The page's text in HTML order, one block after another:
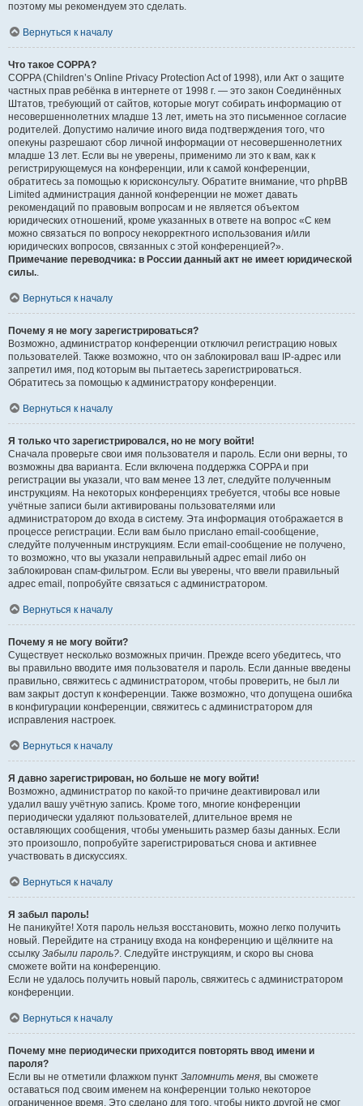
поэтому мы рекомендуем это сделать.
Вернуться к началу
Что такое COPPA?
COPPA (Children’s Online Privacy Protection Act of 1998), или Акт о защите
частных прав ребёнка в интернете от 1998 г. — это закон Соединённых
Штатов, требующий от сайтов, которые могут собирать информацию от
несовершеннолетних младше 13 лет, иметь на это письменное согласие
родителей. Допустимо наличие иного вида подтверждения того, что
опекуны разрешают сбор личной информации от несовершеннолетних
младше 13 лет. Если вы не уверены, применимо ли это к вам, как к
регистрирующемуся на конференции, или к самой конференции,
обратитесь за помощью к юрисконсульту. Обратите внимание, что phpBB
Limited администрация данной конференции не может давать
рекомендаций по правовым вопросам и не является объектом
юридических отношений, кроме указанных в ответе на вопрос «С кем
можно связаться по вопросу некорректного использования и/или
юридических вопросов, связанных с этой конференцией?».
Примечание переводчика: в России данный акт не имеет юридической
силы..
Вернуться к началу
Почему я не могу зарегистрироваться?
Возможно, администратор конференции отключил регистрацию новых
пользователей. Также возможно, что он заблокировал ваш IP-адрес или
запретил имя, под которым вы пытаетесь зарегистрироваться.
Обратитесь за помощью к администратору конференции.
Вернуться к началу
Я только что зарегистрировался, но не могу войти!
Сначала проверьте свои имя пользователя и пароль. Если они верны, то
возможны два варианта. Если включена поддержка COPPA и при
регистрации вы указали, что вам менее 13 лет, следуйте полученным
инструкциям. На некоторых конференциях требуется, чтобы все новые
учётные записи были активированы пользователями или
администратором до входа в систему. Эта информация отображается в
процессе регистрации. Если вам было прислано email-сообщение,
следуйте полученным инструкциям. Если email-сообщение не получено,
то возможно, что вы указали неправильный адрес email либо он
заблокирован спам-фильтром. Если вы уверены, что ввели правильный
адрес email, попробуйте связаться с администратором.
Вернуться к началу
Почему я не могу войти?
Существует несколько возможных причин. Прежде всего убедитесь, что
вы правильно вводите имя пользователя и пароль. Если данные введены
правильно, свяжитесь с администратором, чтобы проверить, не был ли
вам закрыт доступ к конференции. Также возможно, что допущена ошибка
в конфигурации конференции, свяжитесь с администратором для
исправления настроек.
Вернуться к началу
Я давно зарегистрирован, но больше не могу войти!
Возможно, администратор по какой-то причине деактивировал или
удалил вашу учётную запись. Кроме того, многие конференции
периодически удаляют пользователей, длительное время не
оставляющих сообщения, чтобы уменьшить размер базы данных. Если
это произошло, попробуйте зарегистрироваться снова и активнее
участвовать в дискуссиях.
Вернуться к началу
Я забыл пароль!
Не паникуйте! Хотя пароль нельзя восстановить, можно легко получить
новый. Перейдите на страницу входа на конференцию и щёлкните на
ссылку Забыли пароль?. Следуйте инструкциям, и скоро вы снова
сможете войти на конференцию.
Если не удалось получить новый пароль, свяжитесь с администратором
конференции.
Вернуться к началу
Почему мне периодически приходится повторять ввод имени и
пароля?
Если вы не отметили флажком пункт Запомнить меня, вы сможете
оставаться под своим именем на конференции только некоторое
ограниченное время. Это сделано для того, чтобы никто другой не смог